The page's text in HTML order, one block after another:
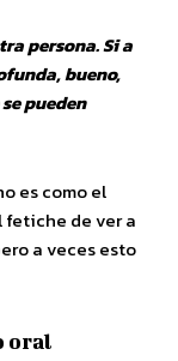
persona. Si a
bueno,
pueden
es como el
fetiche de ver a
a veces esto
oral